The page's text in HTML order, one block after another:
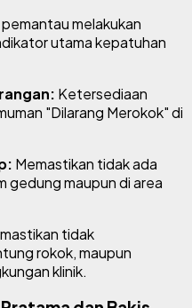
melakukan
utama kepatuhan
Ketersediaan
"Dilarang Merokok" di
Memastikan tidak ada
gedung maupun di area
tidak
rokok, maupun
klinik.